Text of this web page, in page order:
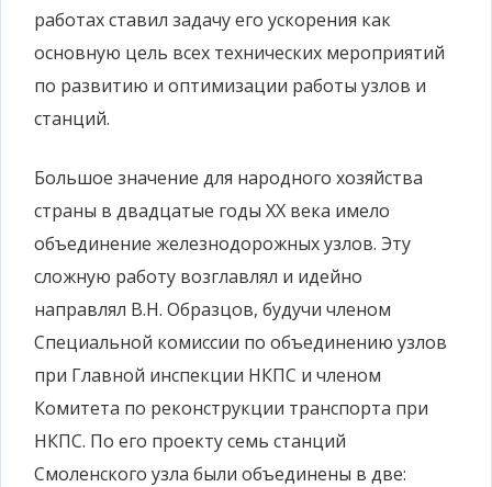
работах ставил задачу его ускорения как
основную цель всех технических мероприятий
по развитию и оптимизации работы узлов и
станций.
Большое значение для народного хозяйства
страны в двадцатые годы ХХ века имело
объединение железнодорожных узлов. Эту
сложную работу возглавлял и идейно
направлял В.Н. Образцов, будучи членом
Специальной комиссии по объединению узлов
при Главной инспекции НКПС и членом
Комитета по реконструкции транспорта при
НКПС. По его проекту семь станций
Смоленского узла были объединены в две: